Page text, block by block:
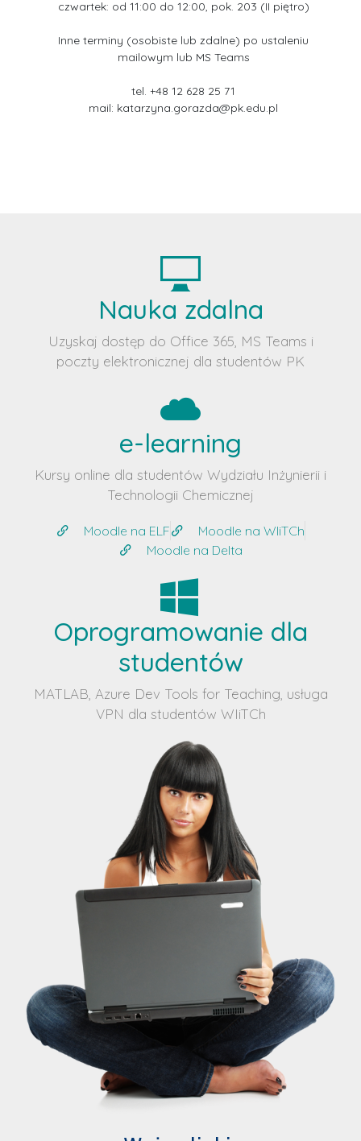
czwartek: od 11:00 do 12:00, pok. 203 (II piętro)
Inne terminy (osobiste lub zdalne) po ustaleniu
mailowym lub MS Teams
tel. +48 12 628 25 71
mail: katarzyna.gorazda@pk.edu.pl
Nauka zdalna
Uzyskaj dostęp do Office 365, MS Teams i
poczty elektronicznej dla studentów PK
e-learning
Kursy online dla studentów Wydziału Inżynierii i
Technologii Chemicznej
Moodle na ELF
Moodle na WIiTCh
Moodle na Delta
Oprogramowanie dla
studentów
MATLAB, Azure Dev Tools for Teaching, usługa
VPN dla studentów WIiTCh